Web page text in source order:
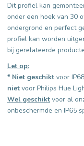
Dit profiel kan
onder een hoek van 30
ondergrond en perfect
profiel kan worden
bij gerelateerde
Let op:
* Niet geschikt voor
niet voor Philips Hue
Wel geschikt voor al
onbeschermde en IP65